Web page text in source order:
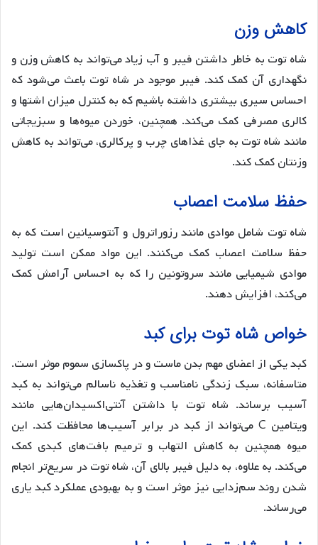
کاهش وزن
شاه توت به خاطر داشتن فیبر و آب زیاد می‌تواند به کاهش وزن و
نگهداری آن کمک کند. فیبر موجود در شاه توت باعث می‌شود که
احساس سیری بیشتری داشته باشیم که به کنترل میزان اشتها و
کالری مصرفی کمک می‌کند. همچنین، خوردن میوه‌ها و سبزیجاتی
مانند شاه توت به جای غذاهای چرب و پرکالری، می‌تواند به کاهش
وزنتان کمک کند.
حفظ سلامت اعصاب
شاه توت شامل موادی مانند رزوراترول و آنتوسیانین است که به
حفظ سلامت اعصاب کمک می‌کنند. این مواد ممکن است تولید
موادی شیمیایی مانند سروتونین را که به احساس آرامش کمک
می‌کند، افزایش دهند.
خواص شاه توت برای کبد
کبد یکی از اعضای مهم بدن ماست و در پاکسازی سموم موثر است.
متاسفانه، سبک زندگی نامناسب و تغذیه ناسالم می‌تواند به کبد
آسیب برساند. شاه توت با داشتن آنتی‌اکسیدان‌هایی مانند
ویتامین C می‌تواند از کبد در برابر آسیب‌ها محافظت کند. این
میوه همچنین به کاهش التهاب و ترمیم بافت‌های کبدی کمک
می‌کند. به علاوه، به دلیل فیبر بالای آن، شاه توت در سریع‌تر انجام
شدن روند سم‌زدایی نیز موثر است و به بهبودی عملکرد کبد یاری
می‌رساند.